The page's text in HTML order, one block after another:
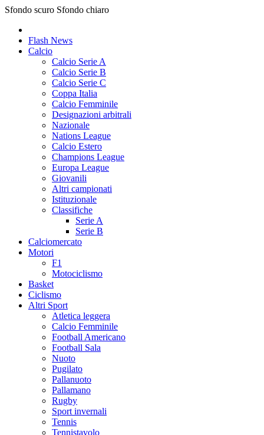
Sfondo scuro Sfondo chiaro
Flash News
Calcio
Calcio Serie A
Calcio Serie B
Calcio Serie C
Coppa Italia
Calcio Femminile
Designazioni arbitrali
Nazionale
Nations League
Calcio Estero
Champions League
Europa League
Giovanili
Altri campionati
Istituzionale
Classifiche
Serie A
Serie B
Calciomercato
Motori
F1
Motociclismo
Basket
Ciclismo
Altri Sport
Atletica leggera
Calcio Femminile
Football Americano
Football Sala
Nuoto
Pugilato
Pallanuoto
Pallamano
Rugby
Sport invernali
Tennis
Tennistavolo